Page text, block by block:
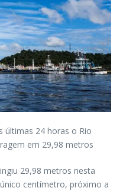
últimas 24 horas o Rio
em 29,98 metros
29,98 metros nesta
centímetro, próximo a